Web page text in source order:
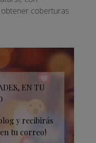
coberturas
EN TU
y recibirás
tu correo!